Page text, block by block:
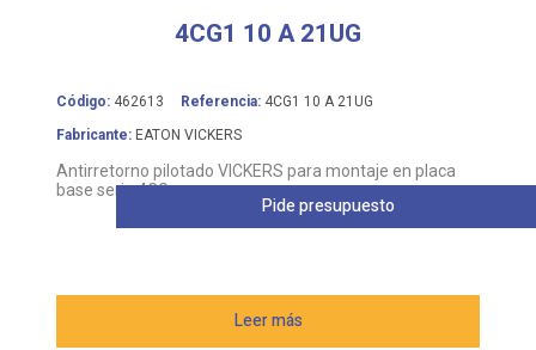
4CG1 10 A 21UG
Código: 462613 Referencia: 4CG1 10 A 21UG
Fabricante: EATON VICKERS
Antirretorno pilotado VICKERS para montaje en placa
base serie 4CG
Leer más
Pide presupuesto